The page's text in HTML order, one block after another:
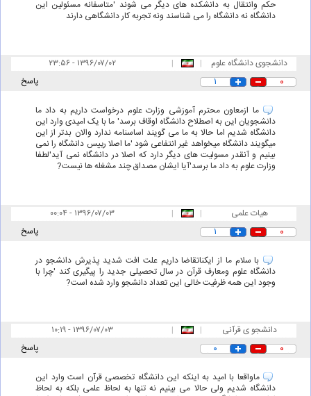
حکم وانتقال به دانشکده های دیگر می شوند 'متاسفانه مسئولین این
دانشگاه نه دانشگاه را می شناسند ونه تجربه کار دانشگاهی دارند
دانشجوی دانشگاه علوم
قرآنی
|
| ۲۳:۵۶ - ۱۳۹۶/۰۷/۰۲
۰ ۱ پاسخ
ما ازمعاون محترم آموزشی وزارت علوم درخواست داریم به داد ما
دانشجویان این به اصطلاح دانشگاه اوقاف برسد' ما با یک امیدی وارد این
دانشگاه شدیم اما حالا به ما می گویند اساسنامه ندارد والان بدتر از این
میگویند دانشگاه میخواهد غیر انتفاعی شود 'ما اصلا رییس دانشگاه را نمی
بینیم و آنقدر مسولیت های دیگر دارد که اصلا در دانشگاه نمی آید'لطفا
وزارت علوم به داد ما برسد'آیا ایشان مصداق چند مشغله ها نیست?
هیات علمی |
| ۰۰:۰۴ - ۱۳۹۶/۰۷/۰۳
۰ ۱ پاسخ
با سلام ما از ایکناتقاضا داریم علت افت شدید پذیرش دانشجو در
دانشگاه علوم ومعارف قرآن در سال تحصیلی جدید را پیگیری کند 'چرا با
وجود این همه ظرفیت خالی این تعداد دانشجو وارد شده است?
دانشجو ی قرآنی |
| ۱۰:۱۹ - ۱۳۹۶/۰۷/۰۳
۰ ۰ پاسخ
ماواقعا با امید به اینکه این دانشگاه تخصصی قرآن است وارد این
دانشگاه شدیم ولی حالا می بینیم نه تنها به لحاظ علمی بلکه به لحاظ